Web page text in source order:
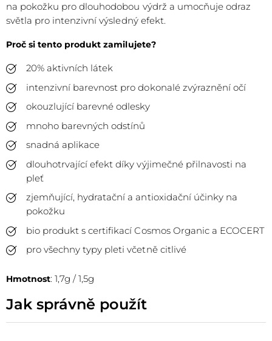
na pokožku pro dlouhodobou výdrž a umocňuje odraz
světla pro intenzivní výsledný efekt.
Proč si tento produkt zamilujete?
20% aktivních látek
intenzivní barevnost pro dokonalé zvýraznění očí
okouzlující barevné odlesky
mnoho barevných odstínů
snadná aplikace
dlouhotrvající efekt díky výjimečné přilnavosti na
pleť
zjemňující, hydratační a antioxidační účinky na
pokožku
bio produkt s certifikací Cosmos Organic a ECOCERT
pro všechny typy pleti včetně citlivé
Hmotnost: 1,7g / 1,5g
Jak správně použít